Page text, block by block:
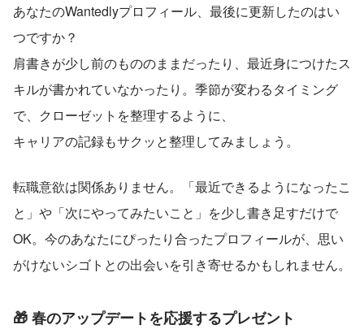
あなたのWantedlyプロフィール、最後に更新したのはい
つですか？
肩書きが少し前のもののままだったり、最近身につけたス
キルが書かれていなかったり。季節が変わるタイミング
で、クローゼットを整理するように、
キャリアの記録もサクッと整理してみましょう。
転職意欲は関係ありません。「最近できるようになったこ
と」や「次にやってみたいこと」を少し書き足すだけで
OK。今のあなたにぴったり合ったプロフィールが、思い
がけないシゴトとの出会いを引き寄せるかもしれません。
🎁 春のアップデートを応援するプレゼント